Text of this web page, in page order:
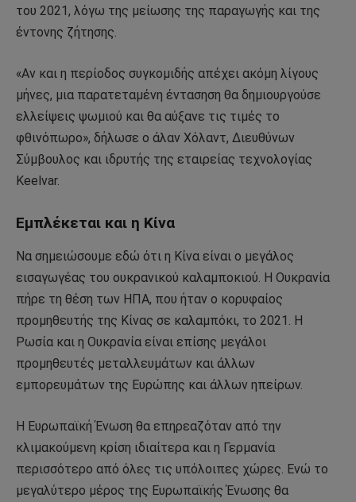
του 2021, λόγω της μείωσης της παραγωγής και της
έντονης ζήτησης.
«Αν και η περίοδος συγκομιδής απέχει ακόμη λίγους
μήνες, μια παρατεταμένη έντασηση θα δημιουργούσε
ελλείψεις ψωμιού και θα αύξανε τις τιμές το
φθινόπωρο», δήλωσε ο άλαν Χόλαντ, Διευθύνων
Σύμβουλος και ιδρυτής της εταιρείας τεχνολογίας
Keelvar.
Εμπλέκεται και η Κίνα
Να σημειώσουμε εδώ ότι η Κίνα είναι ο μεγάλος
εισαγωγέας του ουκρανικού καλαμποκιού. Η Ουκρανία
πήρε τη θέση των ΗΠΑ, που ήταν ο κορυφαίος
προμηθευτής της Κίνας σε καλαμπόκι, το 2021. Η
Ρωσία και η Ουκρανία είναι επίσης μεγάλοι
προμηθευτές μεταλλευμάτων και άλλων
εμπορευμάτων της Ευρώπης και άλλων ηπείρων.
Η Ευρωπαϊκή Ένωση θα επηρεαζόταν από την
κλιμακούμενη κρίση ιδιαίτερα και η Γερμανία
περισσότερο από όλες τις υπόλοιπες χώρες. Ενώ το
μεγαλύτερο μέρος της Ευρωπαϊκής Ένωσης θα